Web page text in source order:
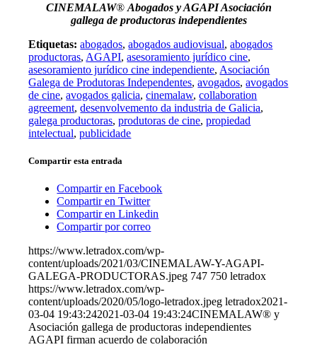
CINEMALAW® Abogados y AGAPI Asociación
gallega de productoras independientes
Etiquetas: abogados,abogados audiovisual,abogados
productoras, AGAPI,asesoramiento jurídico cine,
asesoramiento jurídico cine independiente, Asociación
Galega de Produtoras Independentes,avogados,avogados
de cine,avogados galicia,cinemalaw,collaboration
agreement,desenvolvemento da industria de Galicia,
galega productoras,produtoras de cine,propiedad
intelectual,publicidade
Compartir esta entrada
Compartir en Facebook
Compartir en Twitter
Compartir en Linkedin
Compartir por correo
https://www.letradox.com/wp-
content/uploads/2021/03/CINEMALAW-Y-AGAPI-
GALEGA-PRODUCTORAS.jpeg 747 750 letradox
https://www.letradox.com/wp-
content/uploads/2020/05/logo-letradox.jpeg letradox2021-
03-04 19:43:242021-03-04 19:43:24CINEMALAW® y
Asociación gallega de productoras independientes
AGAPI firman acuerdo de colaboración